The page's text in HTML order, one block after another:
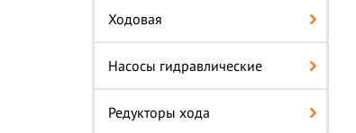
Ходовая
Насосы гидравлические
Редукторы хода